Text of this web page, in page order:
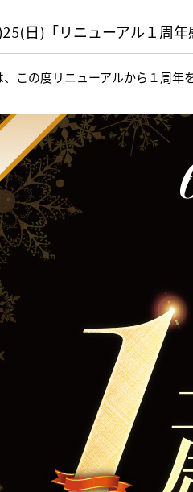
日)「リニューアル１周年
この度リニューアルから１周年